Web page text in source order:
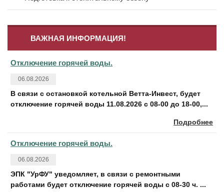
ВАЖНАЯ ИНФОРМАЦИЯ!
Отключение горячей воды.
06.08.2026
В связи с остановкой котельной Ветта-Инвест, будет
отключение горячей воды 11.08.2026 с 08-00 до 18-00,...
Подробнее
Отключение горячей воды.
06.08.2026
ЭПК "УрФУ" уведомляет, в связи с ремонтными
работами будет отключение горячей воды с 08-30 ч. ...